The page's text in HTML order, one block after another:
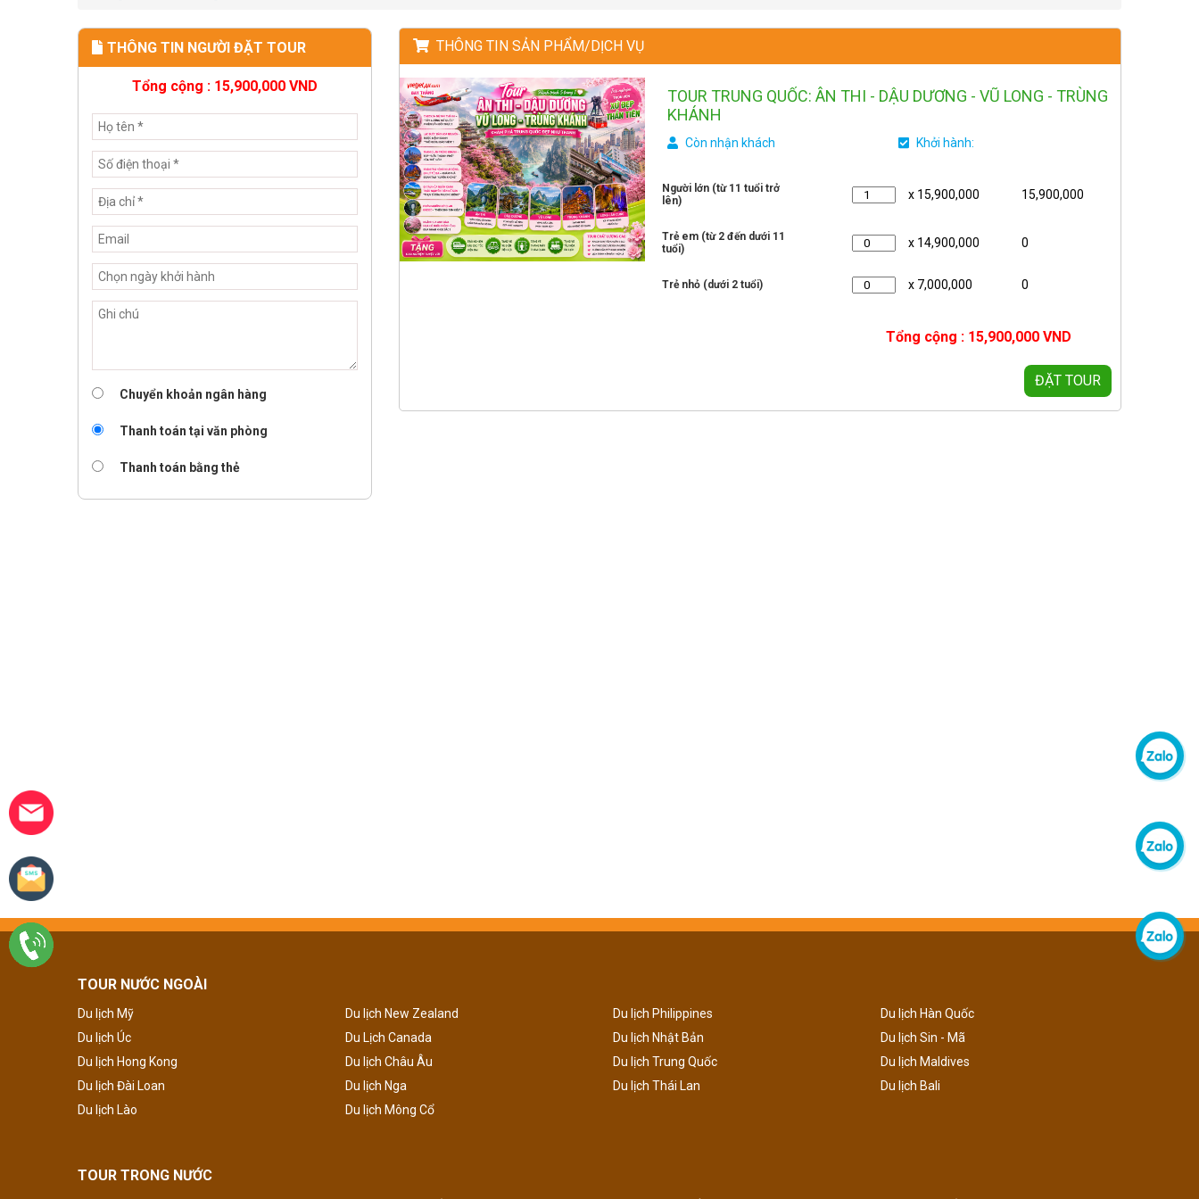
THÔNG TIN NGƯỜI ĐẶT TOUR
Tổng cộng : 15,900,000 VND
Chuyển khoản ngân hàng
Thanh toán tại văn phòng
Thanh toán bằng thẻ
THÔNG TIN SẢN PHẨM/DỊCH VỤ
TOUR TRUNG QUỐC: ÂN THI - DẬU DƯƠNG - VŨ LONG - TRÙNG
KHÁNH
Còn nhận khách Khởi hành:
Người lớn (từ 11 tuổi trở
lên)
x 15,900,000 15,900,000
Trẻ em (từ 2 đến dưới 11
tuổi)
x 14,900,000 0
Trẻ nhỏ (dưới 2 tuổi) x 7,000,000 0
Tổng cộng : 15,900,000VND
ĐẶT TOUR
TOUR NƯỚC NGOÀI
Du lịch Mỹ Du lịch New Zealand Du lịch Philippines
Du lịch Hàn Quốc
Du lịch Úc
Du Lịch Canada Du lịch Nhật Bản
Du lịch Sin - Mã
Du lịch Hong Kong
Du lịch Châu Âu Du lịch Trung Quốc
Du lịch Maldives
Du lịch Đài Loan
Du lịch Nga Du lịch Thái Lan
Du lịch Bali
Du lịch Lào
Du lịch Mông Cổ
TOUR TRONG NƯỚC